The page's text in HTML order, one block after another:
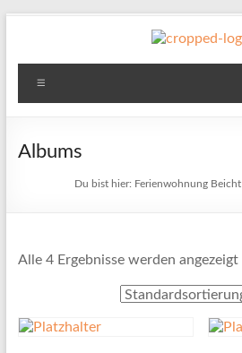
Ferienwohnung
Beicht
Albums
Du bist hier: Ferienwohnung Beicht
Alle 4 Ergebnisse werden angezeigt